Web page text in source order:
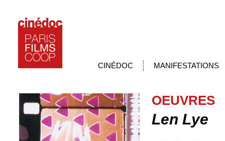
CINÉDOC MANIFESTATIONS
OEUVRES
Len Lye